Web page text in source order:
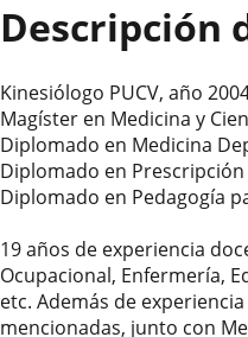
Descripción
Kinesiólogo PUCV, año
Magíster en Medicina y
Diplomado en Medicina
Diplomado en
Diplomado en Pedagogía
19 años de experiencia
Ocupacional, Enfermería,
etc. Además de
mencionadas, junto con